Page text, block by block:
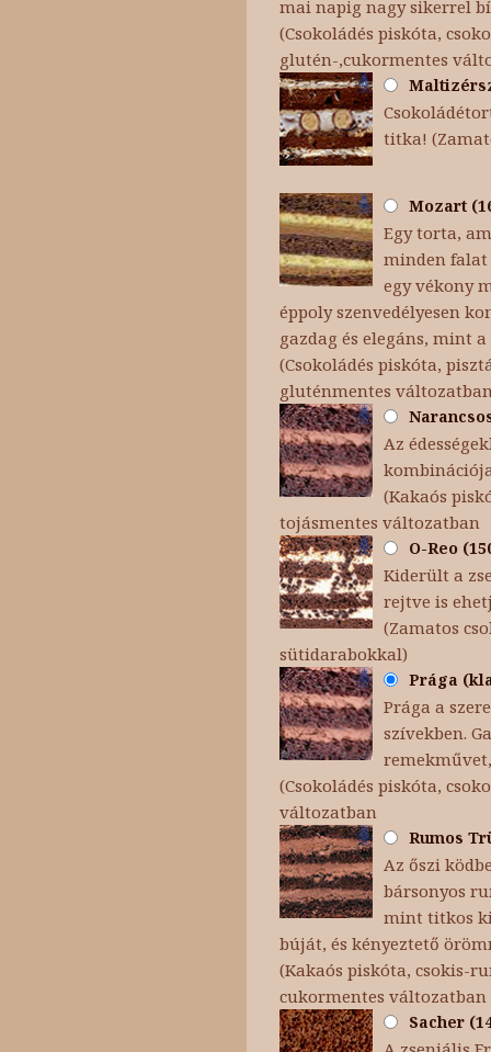
mai napig nagy sikerrel
(Csokoládés piskóta,
glutén-,cukormentes
titka!
Mozart
Egy torta,
minden falat
egy vékony
éppoly szenvedélyesen
gazdag és elegáns, mint
(Csokoládés piskóta,
gluténmentes
Az
(Kakaós
tojásmentes változatban
O-Reo
Kiderült a
rejtve is
(Zamatos
sütidarabokkal)
Prága
Prága a
szívekben.
(Csokoládés piskóta,
változatban
Rumos
Az őszi
bársonyos
mint titkos
búját, és kényeztető
(Kakaós piskóta, csokis-
cukormentes változatban
Sacher